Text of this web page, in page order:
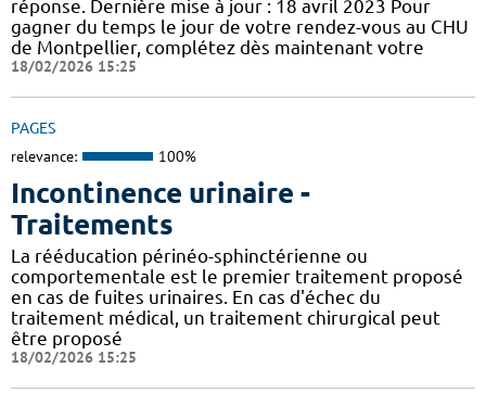
réponse. Dernière mise à jour : 18 avril 2023 Pour
gagner du temps le jour de votre rendez-vous au CHU
de Montpellier, complétez dès maintenant votre
18/02/2026 15:25
PAGES
relevance: 100%
Incontinence urinaire -
Traitements
La rééducation périnéo-sphinctérienne ou
comportementale est le premier traitement proposé
en cas de fuites urinaires. En cas d'échec du
traitement médical, un traitement chirurgical peut
être proposé
18/02/2026 15:25